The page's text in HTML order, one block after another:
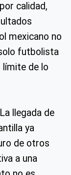
calidad,
mexicano no
futbolista
límite de lo
La llegada de
ya
de otros
a una